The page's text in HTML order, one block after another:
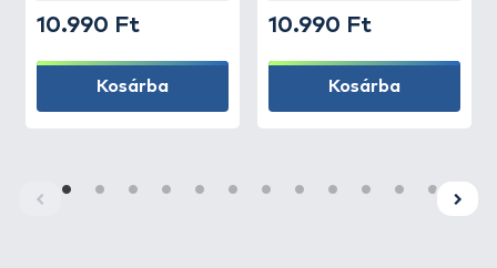
10.990 Ft
Kosárba
10.990 Ft
Kosárba